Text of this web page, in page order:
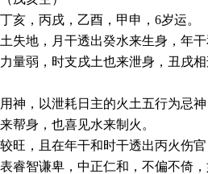
亥，丙戌，乙酉，甲申，6岁运。
失地，月干透出癸水来生身，年
量弱，时支戌土也来泄身，丑戌
神，以泄耗日主的火土五行为忌
帮身，也喜见水来制火。
旺，且在年干和时干透出丙火伤
睿智谦卑，中正仁和，不偏不倚